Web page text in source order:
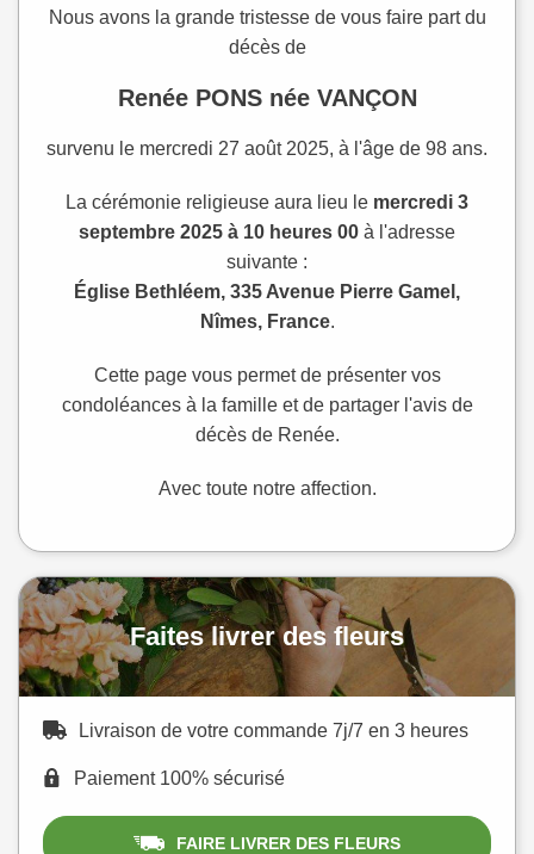
Nous avons la grande tristesse de vous faire part du
décès de
Renée PONS née VANÇON
survenu le mercredi 27 août 2025, à l'âge de 98 ans.
La cérémonie religieuse aura lieu le mercredi 3
septembre 2025 à 10 heures 00 à l'adresse
suivante :
Église Bethléem, 335 Avenue Pierre Gamel,
Nîmes, France.
Cette page vous permet de présenter vos
condoléances à la famille et de partager l'avis de
décès de Renée.
Avec toute notre affection.
Faites livrer des fleurs
Livraison de votre commande 7j/7 en 3 heures
Paiement 100% sécurisé
FAIRE LIVRER DES FLEURS